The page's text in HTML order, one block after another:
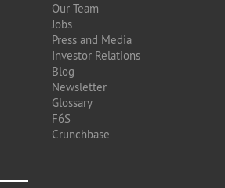
Our Team
Jobs
Press and Media
Investor Relations
Blog
Newsletter
Glossary
F6S
Crunchbase